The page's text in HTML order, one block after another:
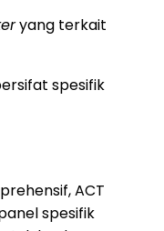
yang terkait
spesifik
ACT
spesifik